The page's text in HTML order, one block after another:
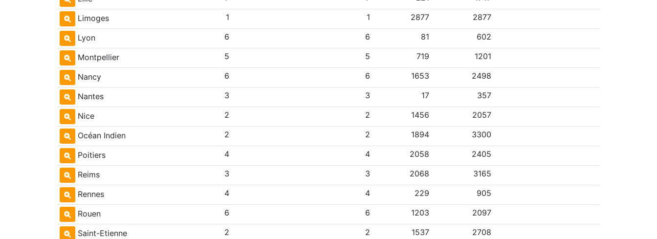
Limoges 1 1 2877 2877
Lyon 6 6 81 602
Montpellier 5 5 719 1201
Nancy 6 6 1653 2498
Nantes 3 3 17 357
Nice 2 2 1456 2057
Océan Indien 2 2 1894 3300
Poitiers 4 4 2058 2405
Reims 3 3 2068 3165
Rennes 4 4 229 905
Rouen 6 6 1203 2097
Saint-Etienne 2 2 1537 2708